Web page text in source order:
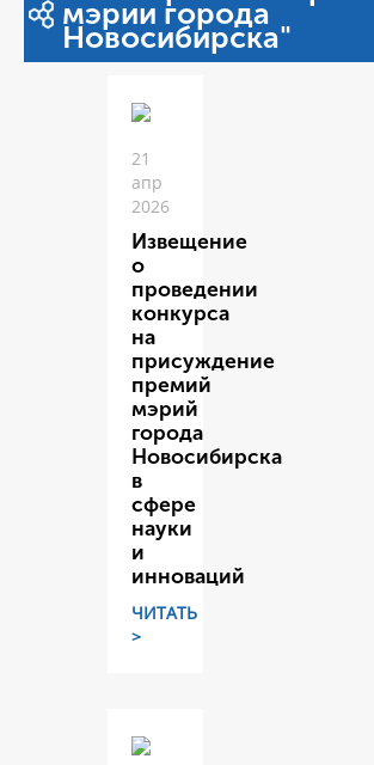
мэрии города
Новосибирска"
21
апр
2026
Извещение
о
проведении
конкурса
на
присуждение
премий
мэрий
города
Новосибирска
в
сфере
науки
и
инноваций
ЧИТАТЬ
>